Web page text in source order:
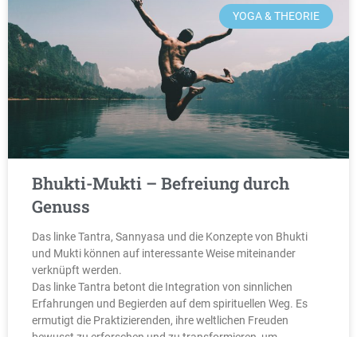
YOGA & THEORIE
Bhukti-Mukti – Befreiung durch
Genuss
Das linke Tantra, Sannyasa und die Konzepte von Bhukti
und Mukti können auf interessante Weise miteinander
verknüpft werden.
Das linke Tantra betont die Integration von sinnlichen
Erfahrungen und Begierden auf dem spirituellen Weg. Es
ermutigt die Praktizierenden, ihre weltlichen Freuden